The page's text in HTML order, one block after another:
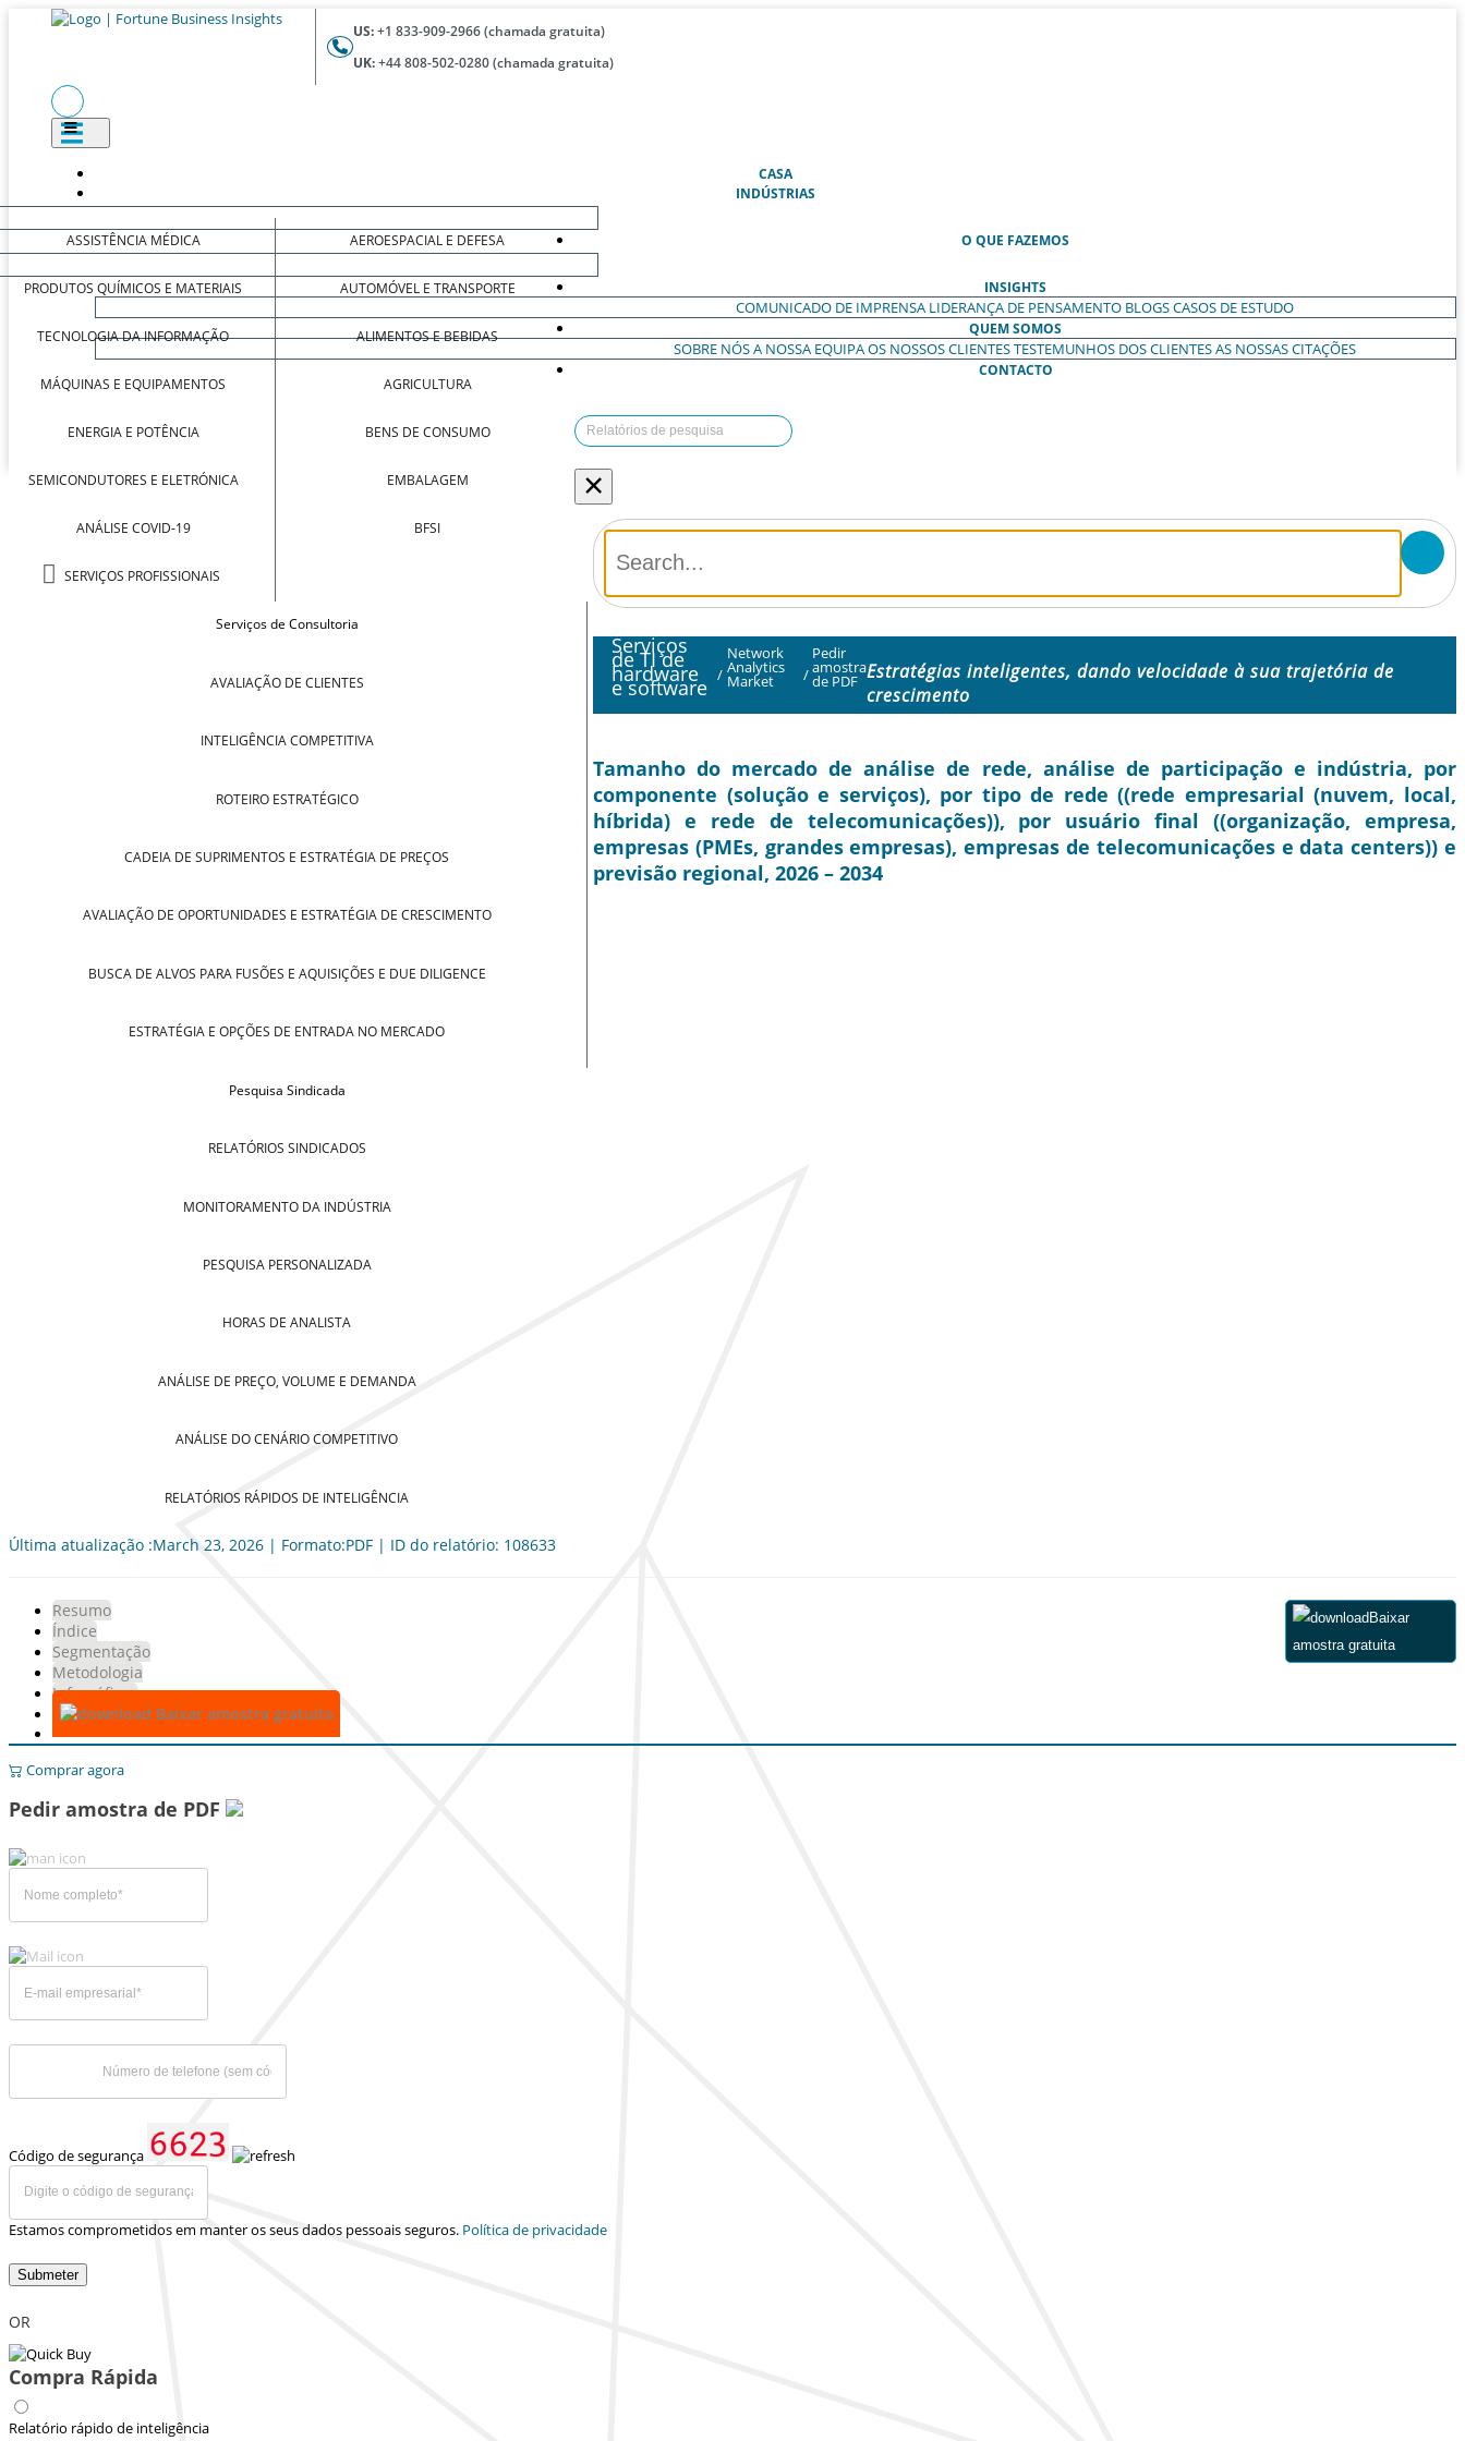
US:+1 833-909-2966 (chamada gratuita)
UK:+44 808-502-0280 (chamada gratuita)
CASA(ATUAL)
INDÚSTRIAS
ASSISTÊNCIA MÉDICA
PRODUTOS QUÍMICOS E MATERIAIS
TECNOLOGIA DA INFORMAÇÃO
MÁQUINAS E EQUIPAMENTOS
ENERGIA E POTÊNCIA
SEMICONDUTORES E ELETRÓNICA
ANÁLISE COVID-19
SERVIÇOS PROFISSIONAIS
AEROESPACIAL E DEFESA
AUTOMÓVEL E TRANSPORTE
ALIMENTOS E BEBIDAS
AGRICULTURA
BENS DE CONSUMO
EMBALAGEM
BFSI
O QUE FAZEMOS
Serviços de Consultoria
AVALIAÇÃO DE CLIENTES
INTELIGÊNCIA COMPETITIVA
ROTEIRO ESTRATÉGICO
CADEIA DE SUPRIMENTOS E ESTRATÉGIA DE PREÇOS
AVALIAÇÃO DE OPORTUNIDADES E ESTRATÉGIA DE CRESCIMENTO
BUSCA DE ALVOS PARA FUSÕES E AQUISIÇÕES E DUE DILIGENCE
ESTRATÉGIA E OPÇÕES DE ENTRADA NO MERCADO
Pesquisa Sindicada
RELATÓRIOS SINDICADOS
MONITORAMENTO DA INDÚSTRIA
PESQUISA PERSONALIZADA
HORAS DE ANALISTA
ANÁLISE DE PREÇO, VOLUME E DEMANDA
ANÁLISE DO CENÁRIO COMPETITIVO
RELATÓRIOS RÁPIDOS DE INTELIGÊNCIA
INSIGHTS
COMUNICADO DE IMPRENSA LIDERANÇA DE PENSAMENTO BLOGSCASOS DE ESTUDO
QUEM SOMOS
SOBRE NÓSA NOSSA EQUIPAOS NOSSOS CLIENTESTESTEMUNHOS DOS CLIENTESAS NOSSAS CITAÇÕES
CONTACTO
×
Serviços
de TI de
hardware
e software /
Network
Analytics
Market /
Pedir
amostra
de PDF Estratégias inteligentes, dando velocidade à sua trajetória de
crescimento
Tamanho do mercado de análise de rede, análise de participação e indústria, por
componente (solução e serviços), por tipo de rede ((rede empresarial (nuvem, local,
híbrida) e rede de telecomunicações)), por usuário final ((organização, empresa,
empresas (PMEs, grandes empresas), empresas de telecomunicações e data centers)) e
previsão regional, 2026 – 2034
Última atualização :March 23, 2026 | Formato:PDF | ID do relatório: 108633
Resumo
Índice
Segmentação
Metodologia
Infográficos
Baixar amostra gratuita
Baixar
amostra gratuita
Comprar agora
Pedir amostra de PDF
Código de segurança
Estamos comprometidos em manter os seus dados pessoais seguros. Política de privacidade
Submeter
OR
Compra Rápida
Relatório rápido de inteligência